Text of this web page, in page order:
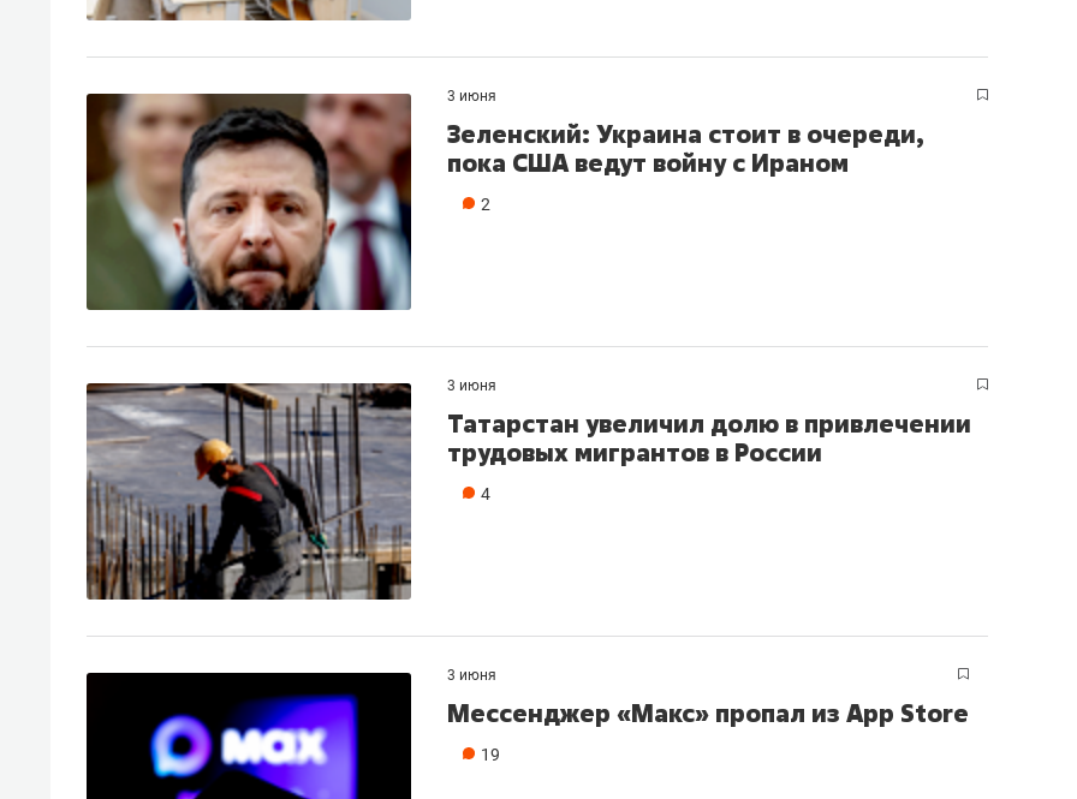
3 июня
Зеленский: Украина стоит в очереди,
пока США ведут войну с Ираном
2
3 июня
Татарстан увеличил долю в привлечении
трудовых мигрантов в России
4
3 июня
Мессенджер «Макс» пропал из App Store
19